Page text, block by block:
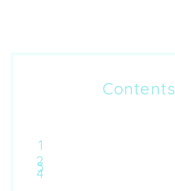
Contents